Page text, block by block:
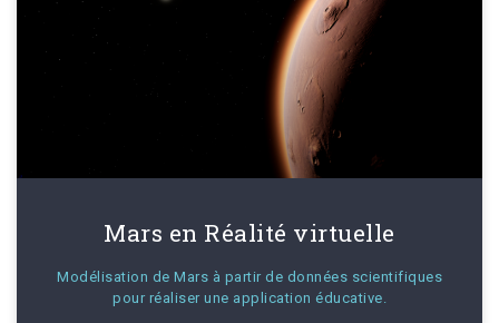
Mars en Réalité virtuelle
Modélisation de Mars à partir de données scientifiques
pour réaliser une application éducative.